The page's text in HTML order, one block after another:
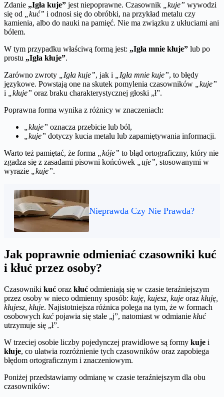
Zdanie „Igła kuje” jest niepoprawne. Czasownik „kuje” wywodzi
się od „kuć” i odnosi się do obróbki, na przykład metalu czy
kamienia, albo do nauki na pamięć. Nie ma związku z ukłuciami ani
bólem.
W tym przypadku właściwą formą jest: „Igła mnie kłuje” lub po
prostu „Igła kłuje”.
Zarówno zwroty „Igła kuje”, jak i „Igła mnie kuje”, to błędy
językowe. Powstają one na skutek pomylenia czasowników „kuje”
i „kłuje” oraz braku charakterystycznej głoski „ł”.
Poprawna forma wynika z różnicy w znaczeniach:
„kłuje” oznacza przebicie lub ból,
„kuje” dotyczy kucia metalu lub zapamiętywania informacji.
Warto też pamiętać, że forma „kóje” to błąd ortograficzny, który nie
zgadza się z zasadami pisowni końcówek „uje”, stosowanymi w
wyrazie „kuje”.
Nieprawda Czy Nie Prawda?
Jak poprawnie odmieniać czasowniki kuć
i kłuć przez osoby?
Czasowniki kuć oraz kłuć odmieniają się w czasie teraźniejszym
przez osoby w nieco odmienny sposób: kuję, kujesz, kuje oraz kłuję,
kłujesz, kłuje. Najistotniejsza różnica polega na tym, że w formach
osobowych kućpojawia się stałe „j”, natomiast w odmianie kłuć
utrzymuje się „ł”.
W trzeciej osobie liczby pojedynczej prawidłowe są formy kuje i
kłuje, co ułatwia rozróżnienie tych czasowników oraz zapobiega
błędom ortograficznym i znaczeniowym.
Poniżej przedstawiamy odmianę w czasie teraźniejszym dla obu
czasowników: